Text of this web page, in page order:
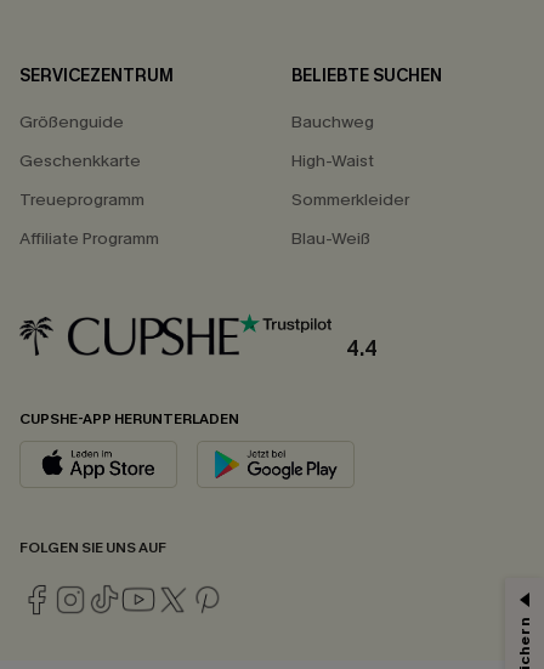
SERVICEZENTRUM
Größenguide
Geschenkkarte
Treueprogramm
Affiliate Programm
BELIEBTE SUCHEN
Bauchweg
High-Waist
Sommerkleider
Blau-Weiß
4.4
CUPSHE-APP HERUNTERLADEN
FOLGEN SIE UNS AUF